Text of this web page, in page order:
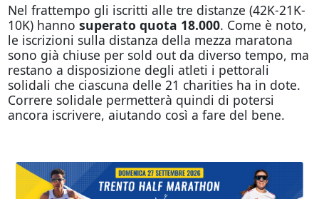
Nel frattempo gli iscritti alle tre distanze (42K-21K-
10K) hanno superato quota 18.000. Come è noto,
le iscrizioni sulla distanza della mezza maratona
sono già chiuse per sold out da diverso tempo, ma
restano a disposizione degli atleti i pettorali
solidali che ciascuna delle 21 charities ha in dote.
Correre solidale permetterà quindi di potersi
ancora iscrivere, aiutando così a fare del bene.